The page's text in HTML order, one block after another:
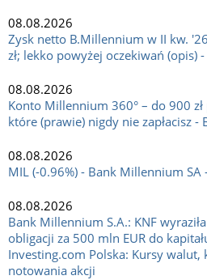
08.08.2026
Zysk netto B.Millennium w II kw.
zł; lekko powyżej oczekiwań (opis) -
08.08.2026
Konto Millennium 360° – do 900
które (prawie) nigdy nie zapłacisz -
08.08.2026
MIL (-0.96%) - Bank Millennium SA
08.08.2026
Bank Millennium S.A.: KNF
obligacji za 500 mln EUR do
Investing.com Polska: Kursy
notowania akcji